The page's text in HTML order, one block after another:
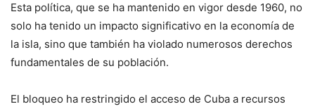
Esta política, que se ha mantenido en vigor desde 1960, no
solo ha tenido un impacto significativo en la economía de
la isla, sino que también ha violado numerosos derechos
fundamentales de su población.
El bloqueo ha restringido el acceso de Cuba a recursos